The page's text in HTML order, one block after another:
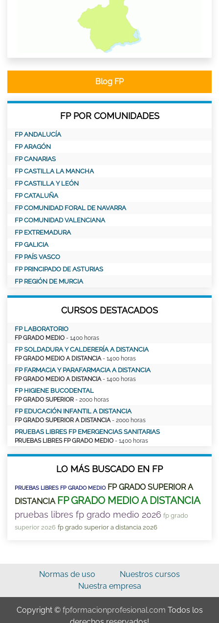
Blog FP
FP POR COMUNIDADES
FP ANDALUCÍA
FP ARAGÓN
FP CANARIAS
FP CASTILLA LA MANCHA
FP CASTILLA Y LEÓN
FP CATALUÑA
FP COMUNIDAD FORAL DE NAVARRA
FP COMUNIDAD VALENCIANA
FP EXTREMADURA
FP GALICIA
FP PAÍS VASCO
FP PRINCIPADO DE ASTURIAS
FP REGIÓN DE MURCIA
CURSOS DESTACADOS
FP LABORATORIO
FP GRADO MEDIO - 1400 horas
FP SOLDADURA Y CALDERERÍA A DISTANCIA
FP GRADO MEDIO A DISTANCIA - 1400 horas
FP FARMACIA Y PARAFARMACIA A DISTANCIA
FP GRADO MEDIO A DISTANCIA - 1400 horas
FP HIGIENE BUCODENTAL
FP GRADO SUPERIOR - 2000 horas
FP EDUCACIÓN INFANTIL A DISTANCIA
FP GRADO SUPERIOR A DISTANCIA - 2000 horas
PRUEBAS LIBRES FP EMERGENCIAS SANITARIAS
PRUEBAS LIBRES FP GRADO MEDIO - 1400 horas
LO MÁS BUSCADO EN FP
PRUEBAS LIBRES FP GRADO MEDIO FP GRADO SUPERIOR A
DISTANCIA FP GRADO MEDIO A DISTANCIA
pruebas libres fp grado medio 2026 fp grado
superior 2026 fp grado superior a distancia 2026
Normas de uso
Nuestros cursos
Nuestra empresa
Copyright © fpformacionprofesional.com Todos los